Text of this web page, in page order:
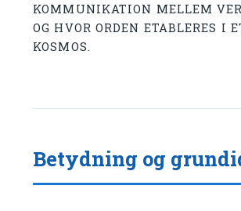
KOMMUNIKATION MELLEM
OG HVOR ORDEN ETABLERES I
KOSMOS.
Betydning og